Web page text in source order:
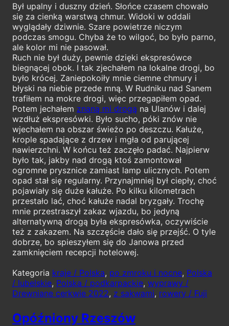
Był upalny i duszny dzień. Słońce czasem chowało
się za cienką warstwą chmur. Widoki w oddali
wyglądały dziwnie. Szare powietrze niczym
podczas smogu. Chyba że to wilgoć, bo było parno,
ale kolor mi nie pasował.
Ruch nie był duży, pewnie dzięki ekspresówce
biegnącej obok. I tak zjechałem na lokalne drogi, bo
było krócej. Zaniepokoiły mnie ciemne chmury i
błyski na niebie przede mną. W Rudniku nad Sanem
trafiłem na mokre drogi, więc przegapiłem opad.
Potem jechałem znaną mi drogą na Ulanów i dalej
wzdłuż ekspresówki. Było sucho, póki znów nie
wjechałem na obszar świeżo po deszczu. Kałuże,
krople spadające z drzew i mgła od parującej
nawierzchni. W końcu też zaczęło padać. Najpierw
było tak, jakby nad drogą ktoś zamontował
ogromne prysznice zamiast lamp ulicznych. Potem
opad stał się regularny. Przynajmniej był ciepły, choć
pojawiały się duże kałuże. Po kilku kilometrach
przestało lać, choć kałuże nadal bryzgały. Trochę
mnie przestraszył zakaz wjazdu, bo jedyną
alternatywną drogą była ekspresówka, oczywiście
też z zakazem. Na szczęście dało się przejść. O tyle
dobrze, bo spieszyłem się do Janowa przed
zamknięciem recepcji hotelowej.
Kategoria kraje / Polska, po zmroku i nocne, Polska
/ lubelskie, Polska / podkarpackie, wyprawy /
Drewniane cerkwie 2022, z sakwami, rowery / Fuji
Opóźniony Rzeszów